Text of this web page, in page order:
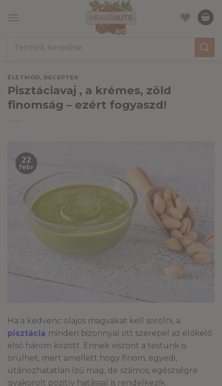
Keresés
ÉLETMÓD, RECEPTEK
Pisztáciavaj , a krémes, zöld
finomság – ezért fogyaszd!
22
febr
Ha a kedvenc olajos magvakat kell sorolni, a
pisztácia minden bizonnyal ott szerepel az előkelő
első három között. Ennek viszont a testünk is
örülhet, mert amellett hogy finom, egyedi,
utánozhatatlan ízű mag, de számos, egészségre
gyakorolt pozitív hatással is rendelkezik.